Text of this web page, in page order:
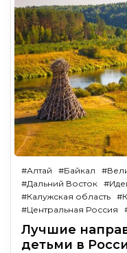
#Алтай #Байкал
#Дальний Восток
#Калужская область
#Центральная Россия
Лучшие
детьми в